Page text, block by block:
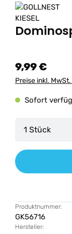
9,99 €
Preise inkl.
Sofort
Produkt
Produktnummer:
GK56716
Hersteller: